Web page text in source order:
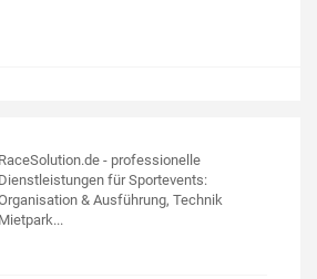
RaceSolution.de - professionelle
Dienstleistungen für Sportevents:
& Ausführung, Technik
Mietpark...